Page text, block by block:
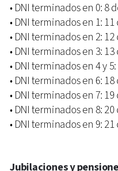
• DNI terminados en 0: 8
• DNI terminados en 1:
• DNI terminados en 2:
• DNI terminados en 3:
• DNI terminados en 4 y
• DNI terminados en 6:
• DNI terminados en 7:
• DNI terminados en 8:
• DNI terminados en 9:
Jubilaciones y